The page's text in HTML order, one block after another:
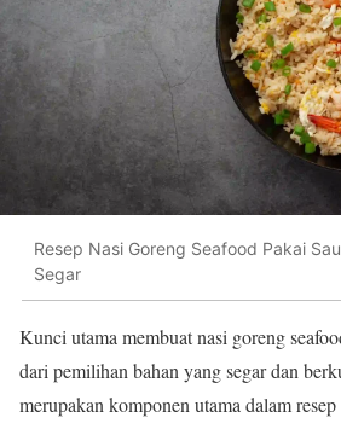
Resep Nasi Goreng Seafood Pakai
Segar
Kunci utama membuat nasi goreng
dari pemilihan bahan yang segar dan
merupakan komponen utama dalam